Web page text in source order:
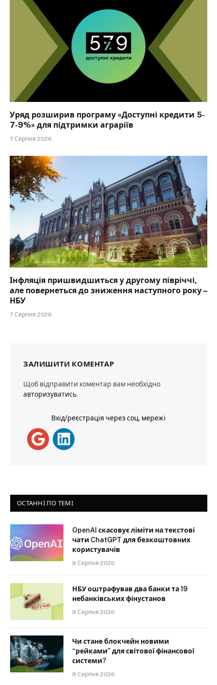
Уряд розширив програму «Доступні кредити 5-
7-9%» для підтримки аграріїв
7 Серпня 2026
Інфляція пришвидшиться у другому півріччі,
але повернеться до зниження наступного року –
НБУ
7 Серпня 2026
ЗАЛИШИТИ КОМЕНТАР
Щоб відправити коментар вам необхідно
авторизуватись.
Вхід/реєстрація через соц. мережі
ОСТАННІ ПО ТЕМІ
OpenAI скасовує ліміти на текстові
чати ChatGPT для безкоштовних
користувачів
8 Серпня 2026
НБУ оштрафував два банки та 19
небанківських фінустанов
8 Серпня 2026
Чи стане блокчейн новими
“рейками” для світової фінансової
системи?
8 Серпня 2026